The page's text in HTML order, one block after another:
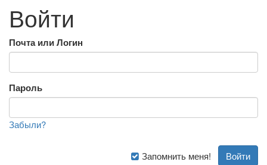
Войти
Почта или Логин
Пароль
Забыли?
Запомнить меня!